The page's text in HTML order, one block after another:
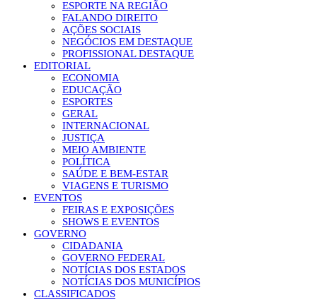
ESPORTE NA REGIÃO
FALANDO DIREITO
AÇÕES SOCIAIS
NEGÓCIOS EM DESTAQUE
PROFISSIONAL DESTAQUE
EDITORIAL
ECONOMIA
EDUCAÇÃO
ESPORTES
GERAL
INTERNACIONAL
JUSTIÇA
MEIO AMBIENTE
POLÍTICA
SAÚDE E BEM-ESTAR
VIAGENS E TURISMO
EVENTOS
FEIRAS E EXPOSIÇÕES
SHOWS E EVENTOS
GOVERNO
CIDADANIA
GOVERNO FEDERAL
NOTÍCIAS DOS ESTADOS
NOTÍCIAS DOS MUNICÍPIOS
CLASSIFICADOS